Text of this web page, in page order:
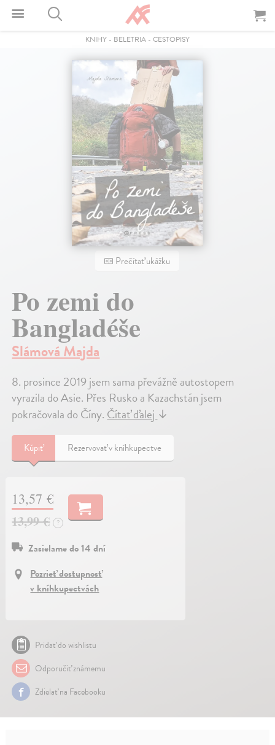
KNIHY - BELETRIA - CESTOPISY
Prečítať ukážku
Po zemi do
Bangladéše
Slámová Majda
8. prosince 2019 jsem sama převážně autostopem
vyrazila do Asie. Přes Rusko a Kazachstán jsem
pokračovala do Číny.Čítať ďalej↓
Kúpiť Rezervovať v kníhkupectve
13,57 €
13,99 €
?
Zasielame do 14 dní
Pozrieť dostupnosť
v kníhkupectvách
Pridať do wishlistu
Odporučiť známemu
Zdielať na Facebooku